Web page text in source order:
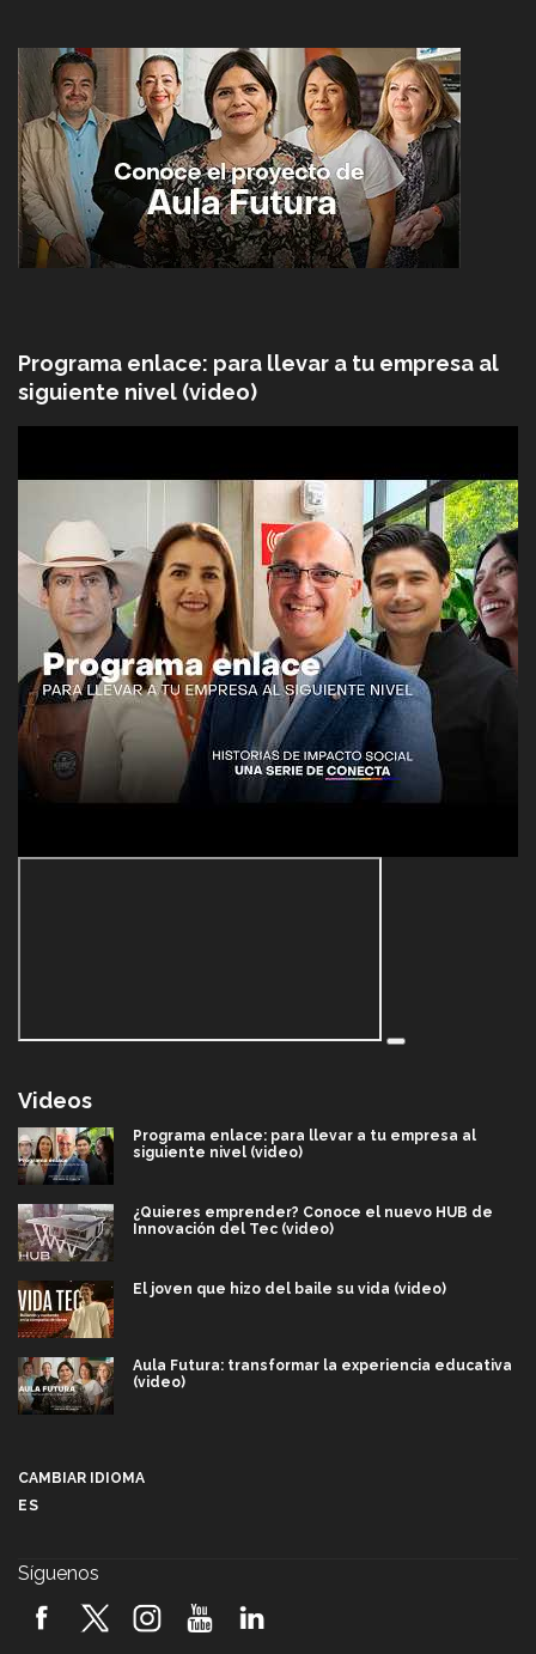
Programa enlace: para llevar a tu empresa al
siguiente nivel (video)
Videos
Programa enlace: para llevar a tu empresa al
siguiente nivel (video)
¿Quieres emprender? Conoce el nuevo HUB de
Innovación del Tec (video)
El joven que hizo del baile su vida (video)
Aula Futura: transformar la experiencia educativa
(video)
2026! (video)
CAMBIAR IDIOMA
ES
Síguenos